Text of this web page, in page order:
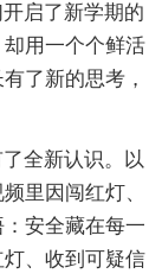
启了新学期的
用一个个鲜活
了新的思考，
全新认识。以
里因闯红灯、
安全藏在每一
、收到可疑信